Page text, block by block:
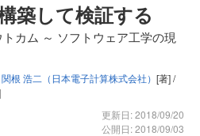
築して検証する
カム ～ ソフトウェア工学の現
関根 浩二（日本電子計算株式会社） [著] /
更新日: 2018/09/20
公開日: 2018/09/03